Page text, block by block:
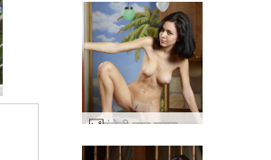
एंजेली नग्न महाराज #26